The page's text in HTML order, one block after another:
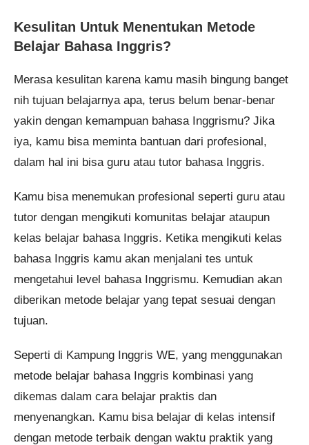
Kesulitan Untuk Menentukan Metode
Belajar Bahasa Inggris?
Merasa kesulitan karena kamu masih bingung banget
nih tujuan belajarnya apa, terus belum benar-benar
yakin dengan kemampuan bahasa Inggrismu? Jika
iya, kamu bisa meminta bantuan dari profesional,
dalam hal ini bisa guru atau tutor bahasa Inggris.
Kamu bisa menemukan profesional seperti guru atau
tutor dengan mengikuti komunitas belajar ataupun
kelas belajar bahasa Inggris. Ketika mengikuti kelas
bahasa Inggris kamu akan menjalani tes untuk
mengetahui level bahasa Inggrismu. Kemudian akan
diberikan metode belajar yang tepat sesuai dengan
tujuan.
Seperti di Kampung Inggris WE, yang menggunakan
metode belajar bahasa Inggris kombinasi yang
dikemas dalam cara belajar praktis dan
menyenangkan. Kamu bisa belajar di kelas intensif
dengan metode terbaik dengan waktu praktik yang